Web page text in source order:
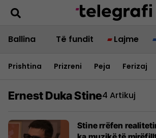
Ballina Të fundit Lajme
Prishtina Prizreni Peja Ferizaj
Ernest Duka Stine4 Artikuj
Stine rrëfen